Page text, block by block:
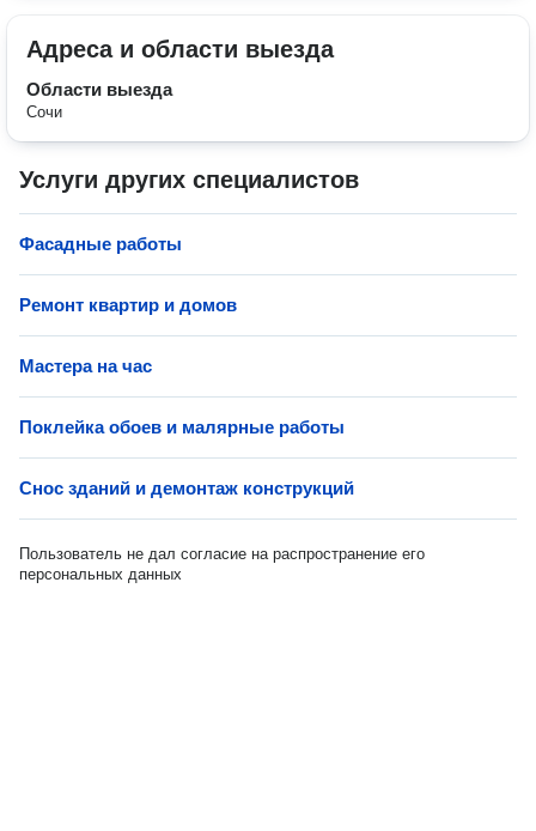
Адреса и области выезда
Области выезда
Сочи
Услуги других специалистов
Фасадные работы
Ремонт квартир и домов
Мастера на час
Поклейка обоев и малярные работы
Снос зданий и демонтаж конструкций
Пользователь не дал согласие на распространение его
персональных данных